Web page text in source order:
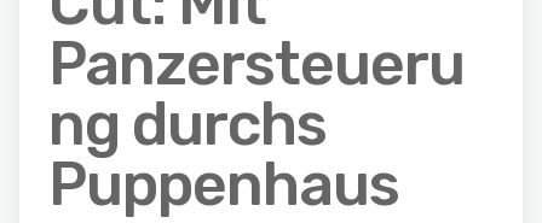
Panzersteueru
ng durchs
Puppenhaus